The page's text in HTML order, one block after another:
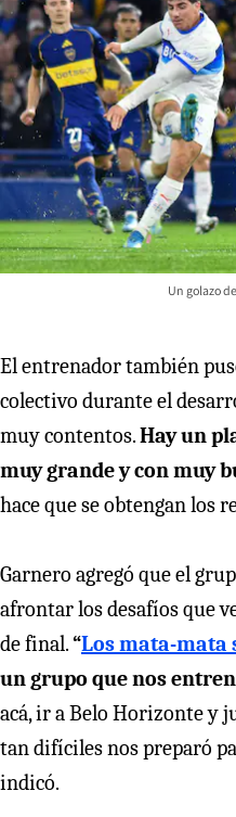
Un golazo
El entrenador también
colectivo durante el
muy contentos.Hay un
muy grande y con muy
hace que se obtengan los
Garnero agregó que el
afrontar los desafíos que
de final.“Los mata-mata
un grupo que nos
acá, ir a Belo Horizonte y
tan difíciles nos preparó
indicó.